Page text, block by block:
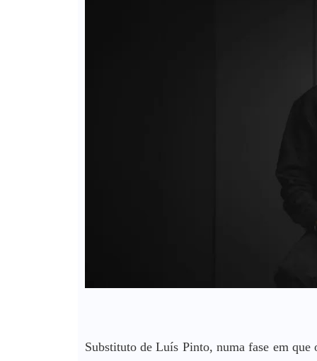
Substituto de Luís Pinto, numa fase em